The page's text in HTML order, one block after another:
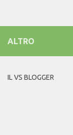
ALTRO
IL VS BLOGGER